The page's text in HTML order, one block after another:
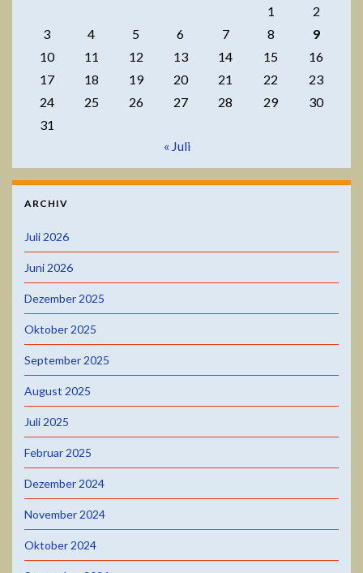
1
2
3
4 5 6 7 8
9
10
11 12 13 14 15
16
17
18 19 20 21 22
23
24
25 26 27 28 29
30
31
« Juli
ARCHIV
Juli 2026
Juni 2026
Dezember 2025
Oktober 2025
September 2025
August 2025
Juli 2025
Februar 2025
Dezember 2024
November 2024
Oktober 2024